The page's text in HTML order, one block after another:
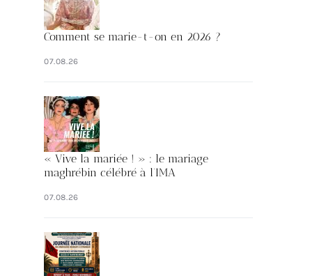
Comment se marie-t-on en 2026 ?
07.08.26
« Vive la mariée ! » : le mariage
maghrébin célébré à l’IMA
07.08.26